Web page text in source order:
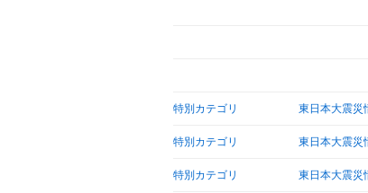
特別カテゴリ 東日本大震災
特別カテゴリ 東日本大震災
特別カテゴリ 東日本大震災